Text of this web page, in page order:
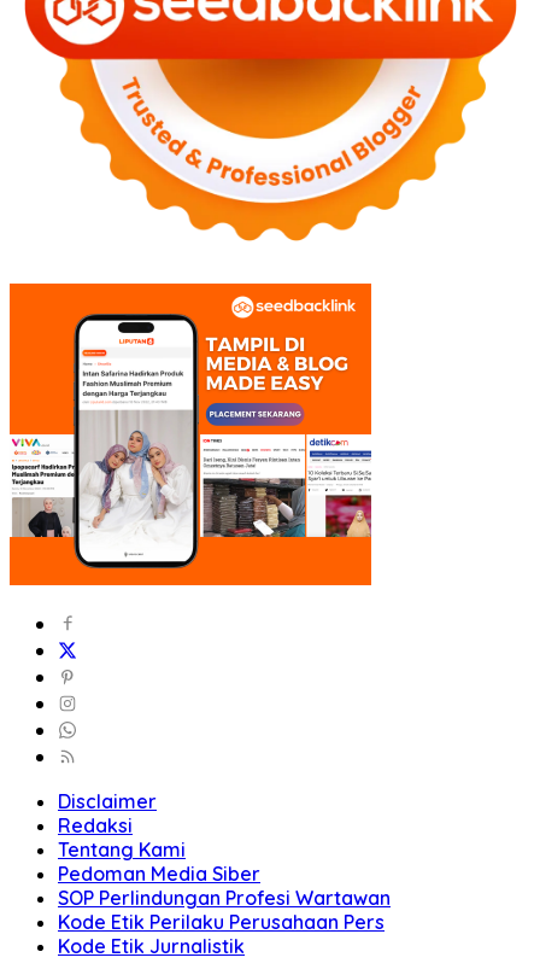
Disclaimer
Redaksi
Tentang Kami
Pedoman Media Siber
SOP Perlindungan Profesi Wartawan
Kode Etik Perilaku Perusahaan Pers
Kode Etik Jurnalistik